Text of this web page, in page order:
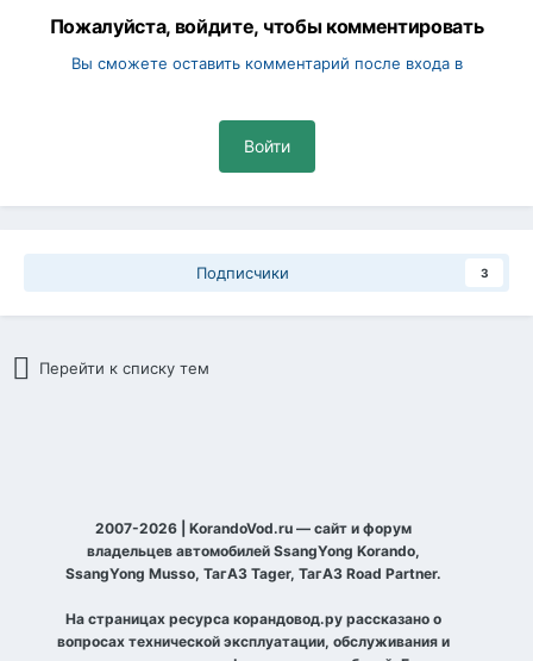
Пожалуйста, войдите, чтобы комментировать
Вы сможете оставить комментарий после входа в
Войти
Подписчики 3
Перейти к списку тем
2007-2026 | KorandoVod.ru — сайт и форум
владельцев автомобилей SsangYong Korando,
SsangYong Musso, ТагАЗ Tager, ТагАЗ Road Partner.
На страницах ресурса корандовод.ру рассказано о
вопросах технической эксплуатации, обслуживания и